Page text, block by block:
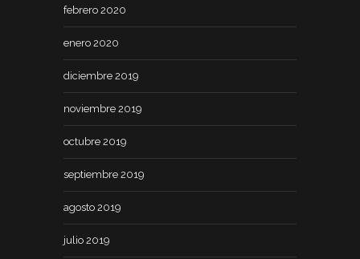
febrero 2020
enero 2020
diciembre 2019
noviembre 2019
octubre 2019
septiembre 2019
agosto 2019
julio 2019